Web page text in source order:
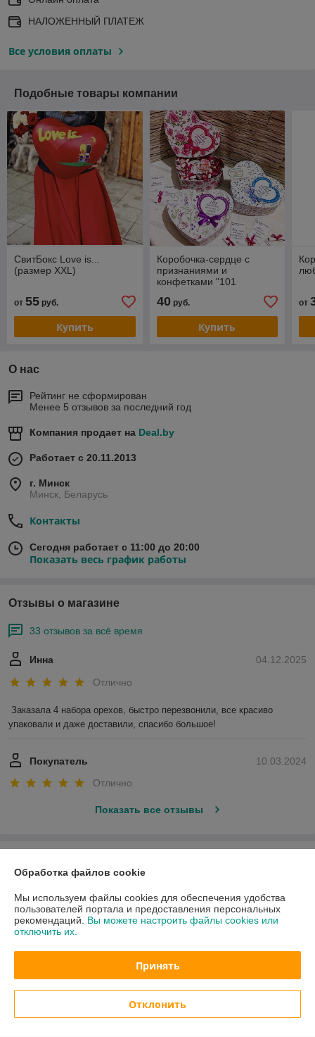
НАЛОЖЕННЫЙ ПЛАТЕЖ
Все условия оплаты
Подобные товары компании
СвитБокс Love is...
(размер XXL)
от 55 руб.
Купить
Коробочка-сердце с
признаниями и
конфетками "101
причина, почему я тебя
люблю"
40руб.
Купить
от
О нас
Рейтинг не сформирован
Менее 5 отзывов за последний год
Компания продает на Deal.by
Работает с 20.11.2013
г. Минск
Минск, Беларусь
Контакты
Сегодня работает с 11:00 до 20:00
Показать весь график работы
Отзывы о магазине
33 отзывов за всё время
04.12.2025
Инна
Отлично
Заказала 4 набора орехов, быстро перезвонили, все красиво
упаковали и даже доставили, спасибо большое!
10.03.2024
Покупатель
Отлично
Показать все отзывы
Доставка и оплата
Полная версия сайта
Обработка файлов cookie
Мы используем файлы cookies для обеспечения удобства
пользователей портала и предоставления персональных
рекомендаций. Вы можете настроить файлы cookies или
отключить их.
Принять
Отклонить